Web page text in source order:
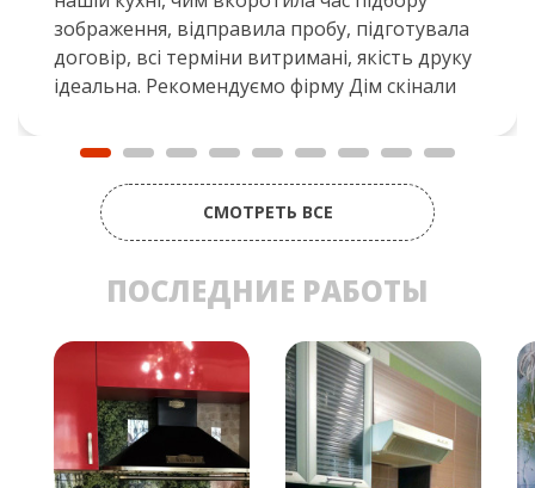
зображення, відправила пробу, підготувала
договір, всі терміни витримані, якість друку
ідеальна. Рекомендуємо фірму Дім скінали
СМОТРЕТЬ ВСЕ
ПОСЛЕДНИЕ РАБОТЫ